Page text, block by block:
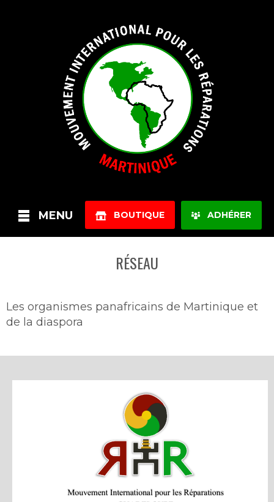
ADHÉRER
BOUTIQUE
MENU
RÉSEAU
Les organismes panafricains de Martinique et
de la diaspora